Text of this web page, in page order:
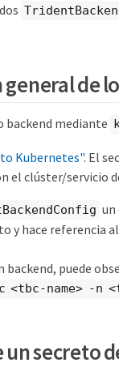
de
backend mediante
Kubernetes". El
el clúster/servicio
un
y hace referencia
backend, puede
name> -n
un secreto